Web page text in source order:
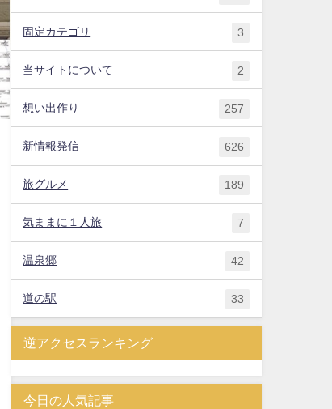
固定カテゴリ 3
当サイトについて 2
想い出作り 257
新情報発信 626
旅グルメ 189
気ままに１人旅 7
温泉郷 42
道の駅 33
逆アクセスランキング
今日の人気記事